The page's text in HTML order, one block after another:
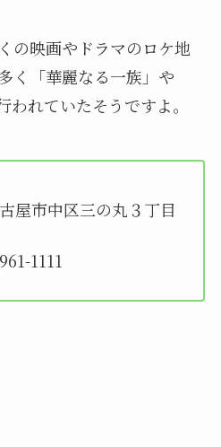
の映画やドラマのロケ地
く「華麗なる一族」や
われていたそうですよ。
屋市中区三の丸３丁目
1111